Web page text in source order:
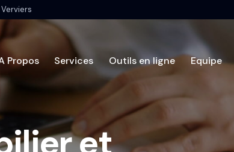
Propos Services Outils en ligne Equipe
Accueil A Propos Services Outils en ligne